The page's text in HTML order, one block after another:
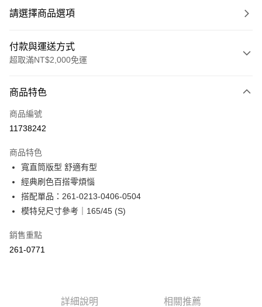
請選擇商品選項
付款與運送方式
超取滿NT$2,000免運
信用卡一次付款
超商取貨付款
Apple Pay
街口支付
悠遊付
Google Pay
ATM付款
商品特色
商品編號
11738242
商品特色
寬直筒版型 舒適有型
經典刷色百搭零煩惱
搭配單品：261-0213-0406-0504
模特兒尺寸參考｜165/45 (S)
銷售重點
261-0771
詳細說明 相關推薦